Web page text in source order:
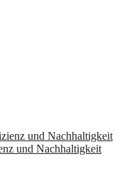
und Nachhaltigkeit